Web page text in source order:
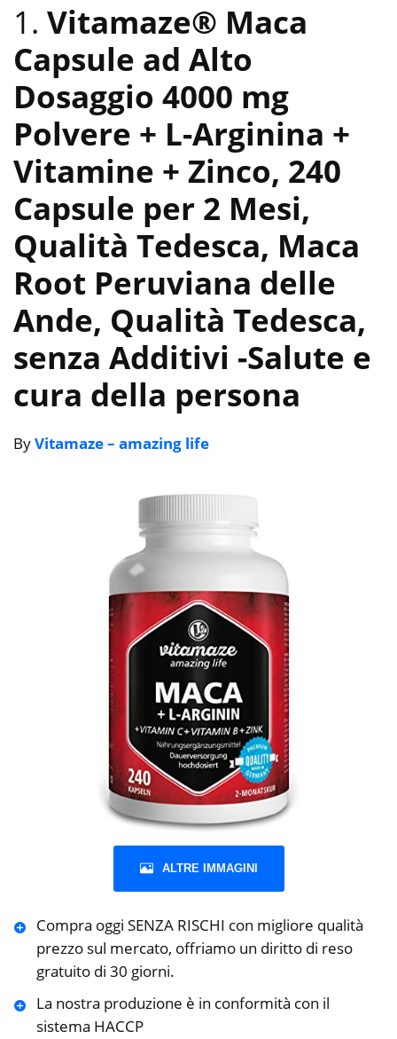
1. Vitamaze® Maca
Capsule ad Alto
Dosaggio 4000 mg
Polvere + L-Arginina +
Vitamine + Zinco, 240
Capsule per 2 Mesi,
Qualità Tedesca, Maca
Root Peruviana delle
Ande, Qualità Tedesca,
senza Additivi -Salute e
cura della persona
ByVitamaze – amazing life
ALTRE IMMAGINI
Compra oggi SENZA RISCHI con migliore qualità
prezzo sul mercato, offriamo un diritto di reso
gratuito di 30 giorni.
La nostra produzione è in conformità con il
sistema HACCP